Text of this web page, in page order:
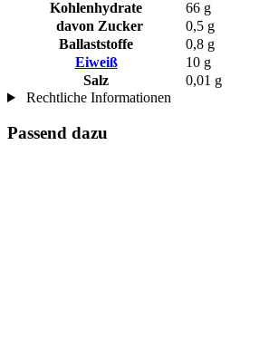
Kohlenhydrate
66 g
davon Zucker
0,5 g
Ballaststoffe
0,8 g
Eiweiß
10 g
Salz
0,01 g
Rechtliche Informationen
Passend dazu